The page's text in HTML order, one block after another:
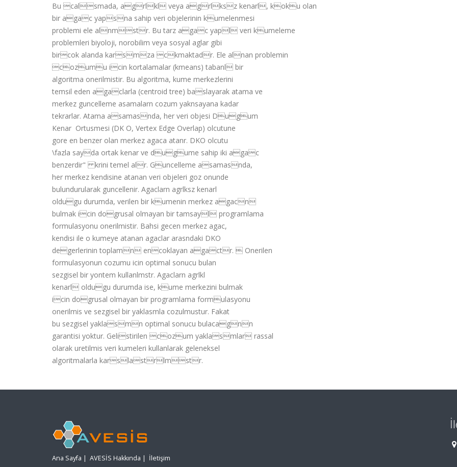
Bu calsmada, agrlkl veya agrlksz kenarl, koku olan
bir agac yapsna sahip veri objelerinin kumelenmesi
problemi ele alnmstr. Bu tarz agac yapl veri kumeleme
problemleri biyoloji, norobilim veya sosyal aglar gibi
bircok alanda karsmza ckmaktadr. Ele alnan problemin
cozumu icin kortalamalar (kmeans) tabanl bir
algoritma onerilmistir. Bu algoritma, kume merkezlerini
temsil eden agaclarla (centroid tree) baslayarak atama ve
merkez guncelleme asamalarn cozum yaknsayana kadar
tekrarlar. Atama asamasnda, her veri objesi Dugum
Kenar  Ortusmesi (DK O, Vertex Edge Overlap) olcutune
gore en benzer olan merkez agaca atanr. DKO olcutu
\fazla sayda ortak kenar ve dugume sahip iki agac
benzerdir" krini temel alr. Guncelleme asamasnda,
her merkez kendisine atanan veri objeleri goz onunde
bulundurularak guncellenir. Agaclarn agrlksz kenarl
oldugu durumda, verilen bir kumenin merkez agacn
bulmak icin dogrusal olmayan bir tamsayl programlama
formulasyonu onerilmistir. Bahsi gecen merkez agac,
kendisi ile o kumeye atanan agaclar arasndaki DKO
degerlerinin toplamn encoklayan agactr.  Onerilen
formulasyonun cozumu icin optimal sonucu bulan
sezgisel bir yontem kullanlmstr. Agaclarn agrlkl
kenarl oldugu durumda ise, kume merkezini bulmak
icin dogrusal olmayan bir programlama formulasyonu
onerilmis ve sezgisel bir yaklasmla cozulmustur. Fakat
bu sezgisel yaklasmn optimal sonucu bulacagnn
garantisi yoktur. Gelistirilen cozum yaklasmlar rassal
olarak uretilmis veri kumeleri kullanlarak geleneksel
algoritmalarla karslastrlmstr.
Ana Sayfa | AVESİS Hakkında | İletişim